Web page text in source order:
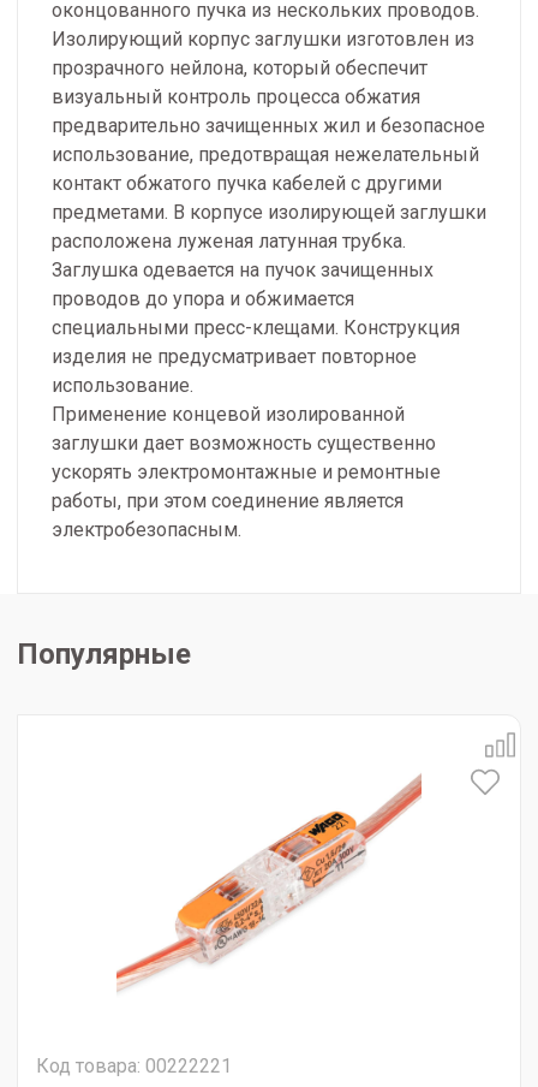
оконцованного пучка из нескольких проводов.
Изолирующий корпус заглушки изготовлен из
прозрачного нейлона, который обеспечит
визуальный контроль процесса обжатия
предварительно зачищенных жил и безопасное
использование, предотвращая нежелательный
контакт обжатого пучка кабелей с другими
предметами. В корпусе изолирующей заглушки
расположена луженая латунная трубка.
Заглушка одевается на пучок зачищенных
проводов до упора и обжимается
специальными пресс-клещами. Конструкция
изделия не предусматривает повторное
использование.
Применение концевой изолированной
заглушки дает возможность существенно
ускорять электромонтажные и ремонтные
работы, при этом соединение является
электробезопасным.
Популярные
Код товара: 00222221